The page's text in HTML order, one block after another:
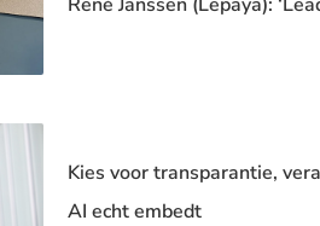
Kies voor transparantie,
AI echt embedt